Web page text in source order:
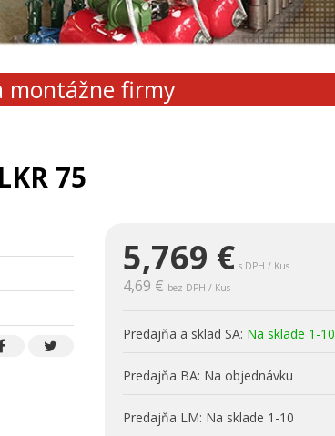
montážne firmy
75
5,769 € s DPH / Kus
4,69 € bez DPH / Kus
Predajňa a sklad SA: Na sklade 1-10
Predajňa BA: Na objednávku
Predajňa LM: Na sklade 1-10